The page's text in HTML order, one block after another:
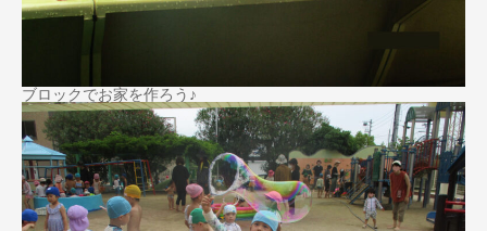
ブロックでお家を作ろう♪